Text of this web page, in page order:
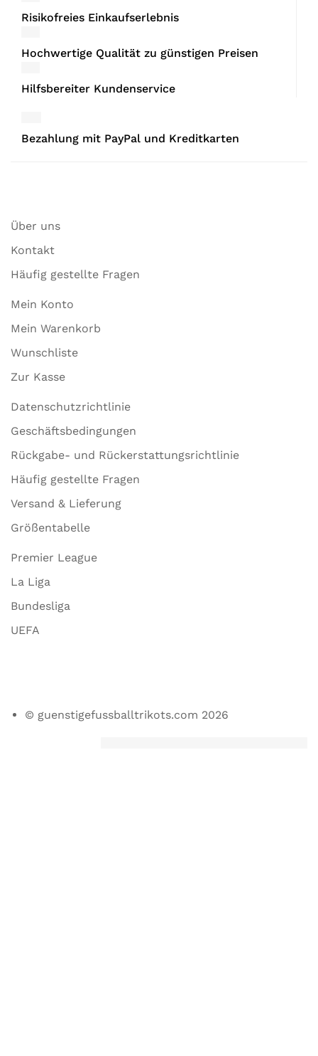
Risikofreies Einkaufserlebnis
Hochwertige Qualität zu günstigen Preisen
Hilfsbereiter Kundenservice
Bezahlung mit PayPal und Kreditkarten
Über uns
Kontakt
Häufig gestellte Fragen
Mein Konto
Mein Warenkorb
Wunschliste
Zur Kasse
Datenschutzrichtlinie
Geschäftsbedingungen
Rückgabe- und Rückerstattungsrichtlinie
Häufig gestellte Fragen
Versand & Lieferung
Größentabelle
Premier League
La Liga
Bundesliga
UEFA
© guenstigefussballtrikots.com 2026